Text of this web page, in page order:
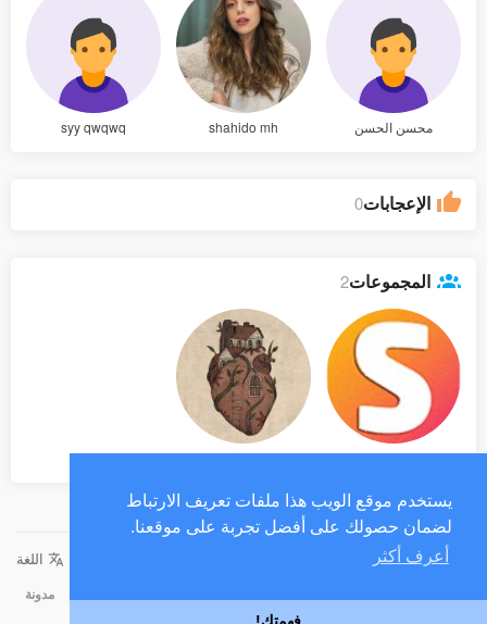
يستخدم موقع الويب هذا ملفات تعريف الارتباط
لضمان حصولك على أفضل تجربة على موقعنا.
أعرف أكثر
محسن الحسن shahido mh
syy qwqwq
الإعجابات0
المجموعات2
مجموعة شرو هيبتا
اللغة
مدونة